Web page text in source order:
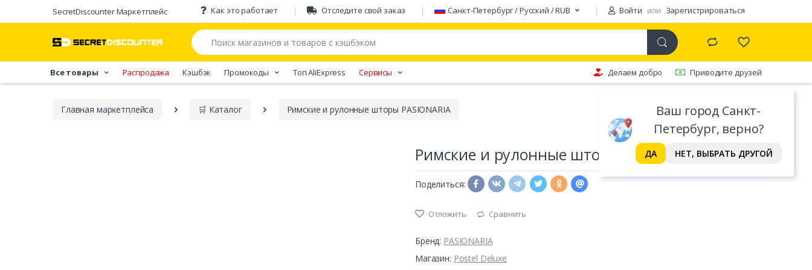
SecretDiscounter Маркетплейс Как это работает Отследите свой заказ Санкт-Петербург / Русский / RUB Войти или Зарегистрироваться
Ваш город Санкт-
Петербург, верно?
ДА НЕТ, ВЫБРАТЬ ДРУГОЙ
Все товары Распродажа Кэшбэк Промокоды Tоп AliExpress Сервисы Делаем добро Приводите друзей
Главная марĸетплейса 🛒 Каталог Римские и рулонные шторы PASIONARIA
Римские и рулонные шторы PASIONARIA
Поделиться:
Отложить Сравнить
Бренд: PASIONARIA
Магазин: Postel Deluxe